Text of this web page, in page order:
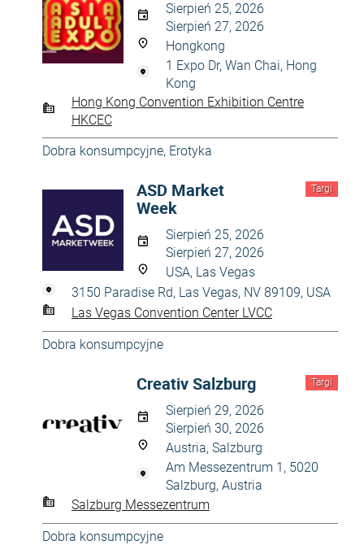
Sierpień 25, 2026
Sierpień 27, 2026
Hongkong
1 Expo Dr, Wan Chai, Hong
Kong
Hong Kong Convention Exhibition Centre
HKCEC
Dobra konsumpcyjne, Erotyka
Targi
ASD Market
Week
Sierpień 25, 2026
Sierpień 27, 2026
USA, Las Vegas
3150 Paradise Rd, Las Vegas, NV 89109, USA
Las Vegas Convention Center LVCC
Dobra konsumpcyjne
Targi
Creativ Salzburg
Sierpień 29, 2026
Sierpień 30, 2026
Austria, Salzburg
Am Messezentrum 1, 5020
Salzburg, Austria
Salzburg Messezentrum
Dobra konsumpcyjne